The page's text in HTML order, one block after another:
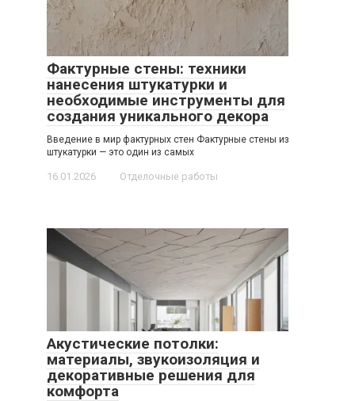
Фактурные стены: техники
нанесения штукатурки и
необходимые инструменты для
создания уникального декора
Введение в мир фактурных стен Фактурные стены из
штукатурки — это один из самых
16.01.2026 Отделочные работы
Акустические потолки:
материалы, звукоизоляция и
декоративные решения для
комфорта